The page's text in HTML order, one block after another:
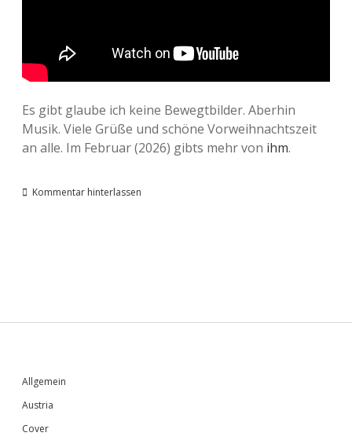
Es gibt glaube ich keine Bewegtbilder. Aberhin
Musik. Viele Grüße und schöne Vorweihnachtszeit
an alle. Im Februar (2026) gibts mehr von ihm.
Kommentar hinterlassen
Sidebar
Allgemein
Austria
Cover